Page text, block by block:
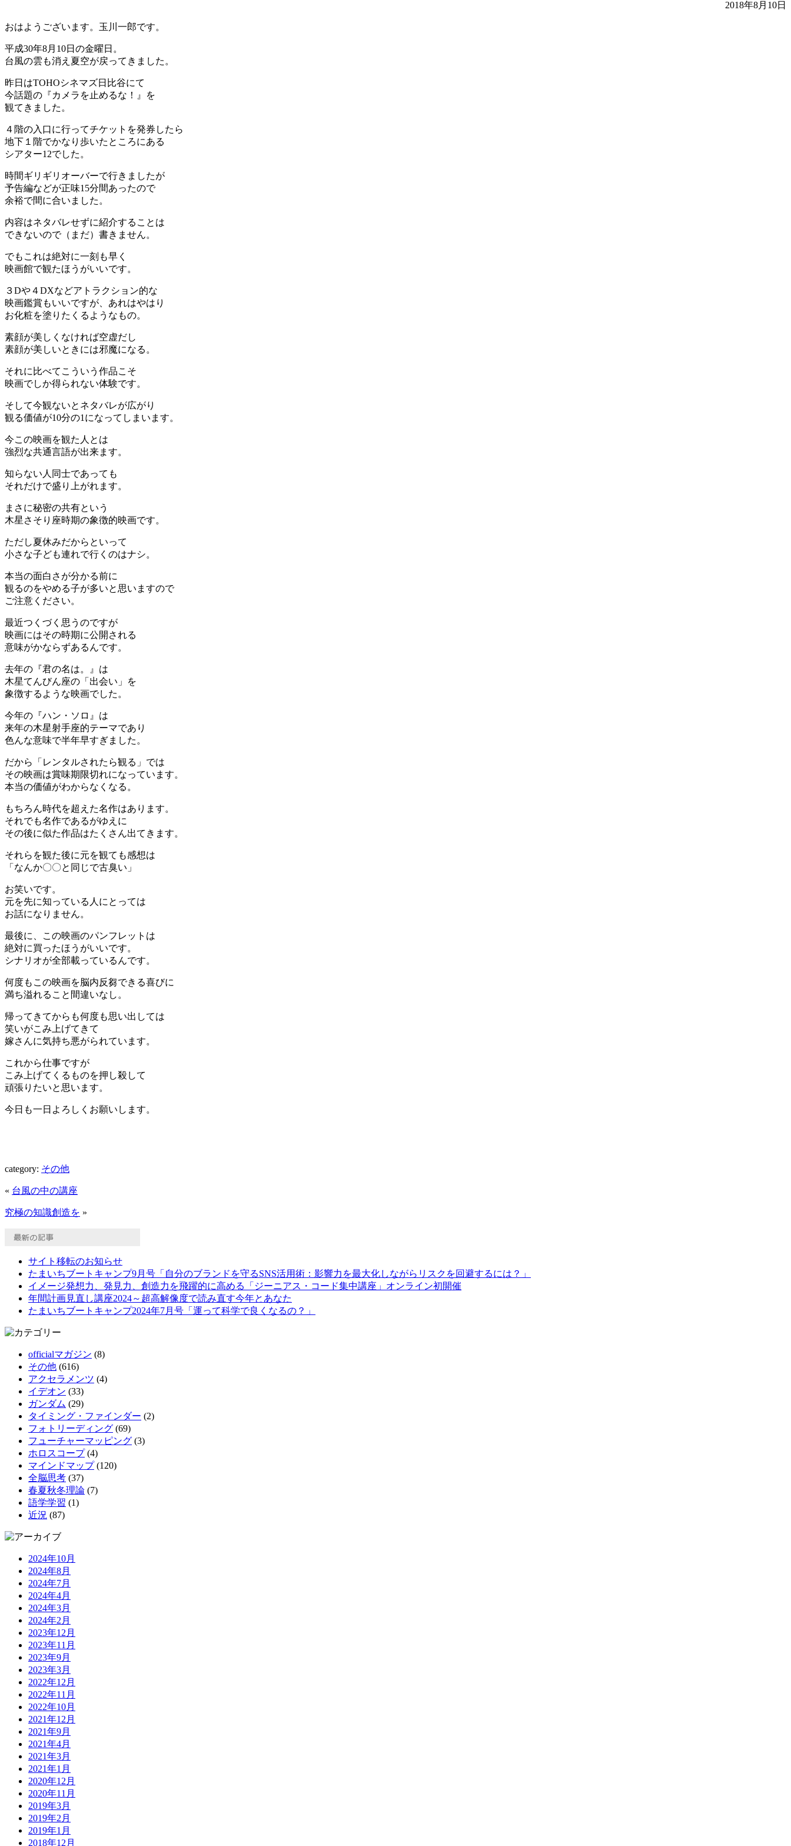
2018年8月10日
おはようございます。玉川一郎です。
平成30年8月10日の金曜日。
台風の雲も消え夏空が戻ってきました。
昨日はTOHOシネマズ日比谷にて
今話題の『カメラを止めるな！』を
観てきました。
４階の入口に行ってチケットを発券したら
地下１階でかなり歩いたところにある
シアター12でした。
時間ギリギリオーバーで行きましたが
予告編などが正味15分間あったので
余裕で間に合いました。
内容はネタバレせずに紹介することは
できないので（まだ）書きません。
でもこれは絶対に一刻も早く
映画館で観たほうがいいです。
３Dや４DXなどアトラクション的な
映画鑑賞もいいですが、あれはやはり
お化粧を塗りたくるようなもの。
素顔が美しくなければ空虚だし
素顔が美しいときには邪魔になる。
それに比べてこういう作品こそ
映画でしか得られない体験です。
そして今観ないとネタバレが広がり
観る価値が10分の1になってしまいます。
今この映画を観た人とは
強烈な共通言語が出来ます。
知らない人同士であっても
それだけで盛り上がれます。
まさに秘密の共有という
木星さそり座時期の象徴的映画です。
ただし夏休みだからといって
小さな子ども連れで行くのはナシ。
本当の面白さが分かる前に
観るのをやめる子が多いと思いますので
ご注意ください。
最近つくづく思うのですが
映画にはその時期に公開される
意味がかならずあるんです。
去年の『君の名は。』は
木星てんびん座の「出会い」を
象徴するような映画でした。
今年の『ハン・ソロ』は
来年の木星射手座的テーマであり
色んな意味で半年早すぎました。
だから「レンタルされたら観る」では
その映画は賞味期限切れになっています。
本当の価値がわからなくなる。
もちろん時代を超えた名作はあります。
それでも名作であるがゆえに
その後に似た作品はたくさん出てきます。
それらを観た後に元を観ても感想は
「なんか〇〇と同じで古臭い」
お笑いです。
元を先に知っている人にとっては
お話になりません。
最後に、この映画のパンフレットは
絶対に買ったほうがいいです。
シナリオが全部載っているんです。
何度もこの映画を脳内反芻できる喜びに
満ち溢れること間違いなし。
帰ってきてからも何度も思い出しては
笑いがこみ上げてきて
嫁さんに気持ち悪がられています。
これから仕事ですが
こみ上げてくるものを押し殺して
頑張りたいと思います。
今日も一日よろしくお願いします。
category: その他
« 台風の中の講座
究極の知識創造を »
サイト移転のお知らせ
たまいちブートキャンプ9月号「自分のブランドを守るSNS活用術：影響力を最大化しながらリスクを回避するには？」
イメージ発想力、発見力、創造力を飛躍的に高める「ジーニアス・コード集中講座」オンライン初開催
年間計画見直し講座2024～超高解像度で読み直す今年とあなた
たまいちブートキャンプ2024年7月号「運って科学で良くなるの？」
officialマガジン (8)
その他 (616)
アクセラメンツ (4)
イデオン (33)
ガンダム (29)
タイミング・ファインダー (2)
フォトリーディング (69)
フューチャーマッピング (3)
ホロスコープ(4)
マインドマップ(120)
全脳思考 (37)
春夏秋冬理論 (7)
語学学習 (1)
近況 (87)
2024年10月
2024年8月
2024年7月
2024年4月
2024年3月
2024年2月
2023年12月
2023年11月
2023年9月
2023年3月
2022年12月
2022年11月
2022年10月
2021年12月
2021年9月
2021年4月
2021年3月
2021年1月
2020年12月
2020年11月
2019年3月
2019年2月
2019年1月
2018年12月